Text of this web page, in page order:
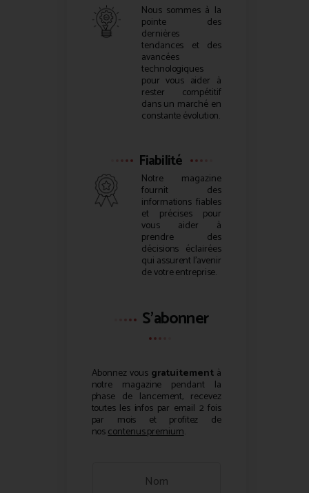
Nous sommes à la
pointe des
dernières
tendances et des
avancées
technologiques
pour vous aider à
rester compétitif
dans un marché en
constante évolution.
Fiabilité
Notre magazine
fournit des
informations fiables
et précises pour
vous aider à
prendre des
décisions éclairées
qui assurent l’avenir
de votre entreprise.
S'abonner
Abonnez vous gratuitementà
notre magazine pendant la
phase de lancement, recevez
toutes les infos par email 2 fois
par mois et profitez de
noscontenus premium.